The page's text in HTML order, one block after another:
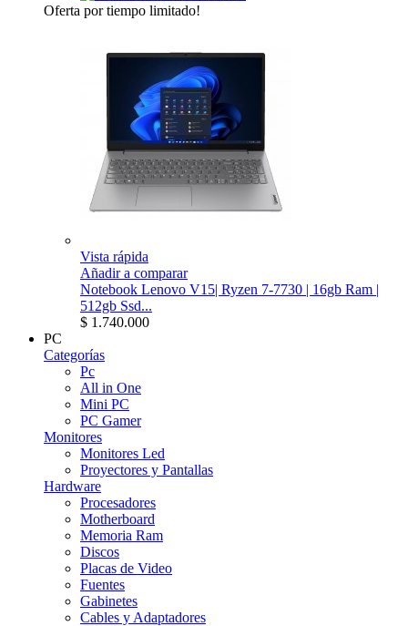
Oferta por tiempo limitado!
Vista rápida
Añadir a comparar
Notebook Lenovo V15| Ryzen 7-7730 | 16gb Ram |
512gb Ssd...
$ 1.740.000
PC
Categorías
Pc
All in One
Mini PC
PC Gamer
Monitores
Monitores Led
Proyectores y Pantallas
Hardware
Procesadores
Motherboard
Memoria Ram
Discos
Placas de Video
Fuentes
Gabinetes
Cables y Adaptadores